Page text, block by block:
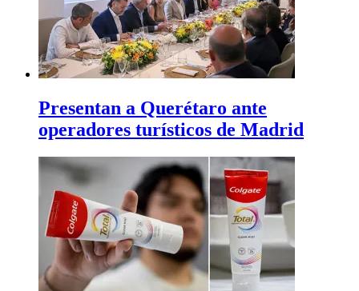
Presentan a Querétaro ante
operadores turísticos de Madrid